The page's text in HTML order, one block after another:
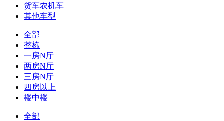
货车农机车
其他车型
全部
整栋
一房N厅
两房N厅
三房N厅
四房以上
楼中楼
全部